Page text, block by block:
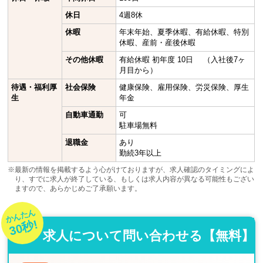
休日
4週8休
休暇
年末年始、夏季休暇、有給休暇、特別
休暇、産前・産後休暇
その他休暇
有給休暇 初年度 10日 （入社後7ヶ
月目から）
待遇・福利厚
生
社会保険
健康保険、雇用保険、労災保険、厚生
年金
自動車通勤
可
駐車場無料
退職金
あり
勤続3年以上
※最新の情報を掲載するよう心がけておりますが、求人確認のタイミングによ
り、すでに求人が終了している、もしくは求人内容が異なる可能性もござい
ますので、あらかじめご了承願います。
かんたん
30秒! 求人について問い合わせる【無料】